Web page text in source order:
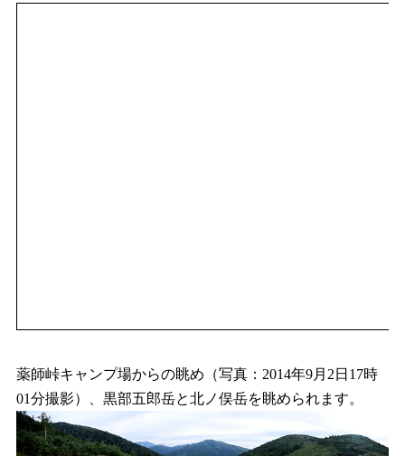
薬師峠キャンプ場からの眺め（写真：2014年9月2日17時
01分撮影）、黒部五郎岳と北ノ俣岳を眺められます。